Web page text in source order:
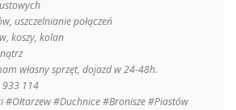
uszczelnianie połączeń
koszy, kolan
własny sprzęt, dojazd w 24-48h.
933 114
#Ołtarzew #Duchnice #Bronisze #Piastów